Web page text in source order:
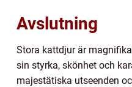
Avslutning
Stora kattdjur är
sin styrka, skönhet och
majestätiska utseenden